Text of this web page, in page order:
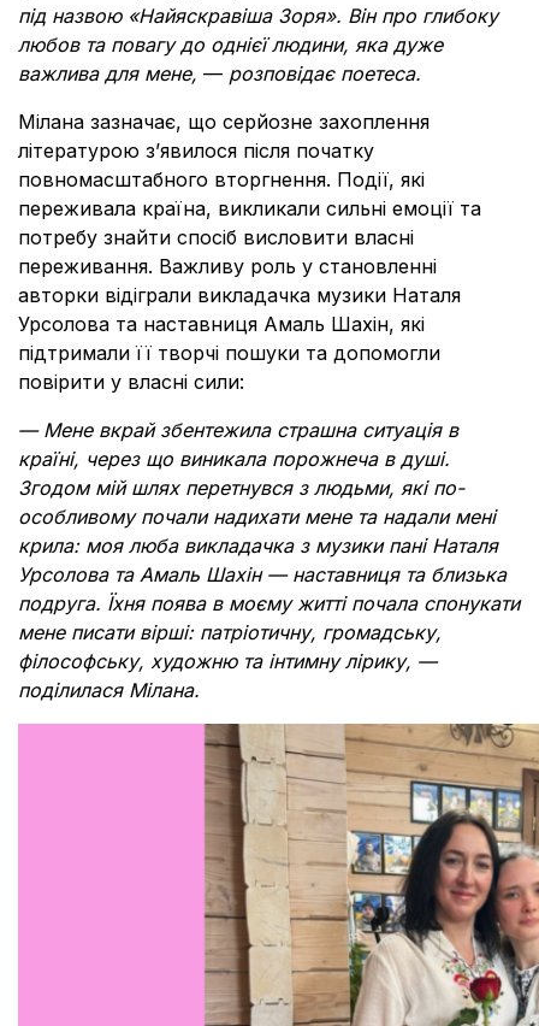
під назвою «Найяскравіша Зоря». Він про глибоку
любов та повагу до однієї людини, яка дуже
важлива для мене, — розповідає поетеса.
Мілана зазначає, що серйозне захоплення
літературою з’явилося після початку
повномасштабного вторгнення. Події, які
переживала країна, викликали сильні емоції та
потребу знайти спосіб висловити власні
переживання. Важливу роль у становленні
авторки відіграли викладачка музики Наталя
Урсолова та наставниця Амаль Шахін, які
підтримали її творчі пошуки та допомогли
повірити у власні сили:
— Мене вкрай збентежила страшна ситуація в
країні, через що виникала порожнеча в душі.
Згодом мій шлях перетнувся з людьми, які по-
особливому почали надихати мене та надали мені
крила: моя люба викладачка з музики пані Наталя
Урсолова та Амаль Шахін — наставниця та близька
подруга. Їхня поява в моєму житті почала спонукати
мене писати вірші: патріотичну, громадську,
філософську, художню та інтимну лірику, —
поділилася Мілана.